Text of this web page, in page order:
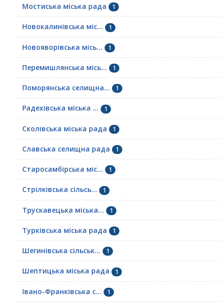
Мостиська міська рада 1
Новокалинівська міс... 1
Новояворівська місь... 1
Перемишлянська місь... 1
Поморянська селищна... 1
Радехівська міська ... 1
Сколівська міська рада 1
Славська селищна рада 1
Старосамбірська міс... 1
Стрілківська сільсь... 1
Трускавецька міська... 1
Турківська міська рада 1
Шегинівська сільськ... 1
Шептицька міська рада 1
Івано-Франківська с... 1